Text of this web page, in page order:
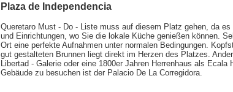
Plaza de Independencia
Queretaro Must - Do - Liste muss auf diesem Platz gehen, da
und Einrichtungen, wo Sie die lokale Küche genießen können.
Ort eine perfekte Aufnahmen unter normalen Bedingungen.
gut gestalteten Brunnen liegt direkt im Herzen des Platzes.
Libertad - Galerie oder eine 1800er Jahren Herrenhaus als
Gebäude zu besuchen ist der Palacio De La Corregidora.